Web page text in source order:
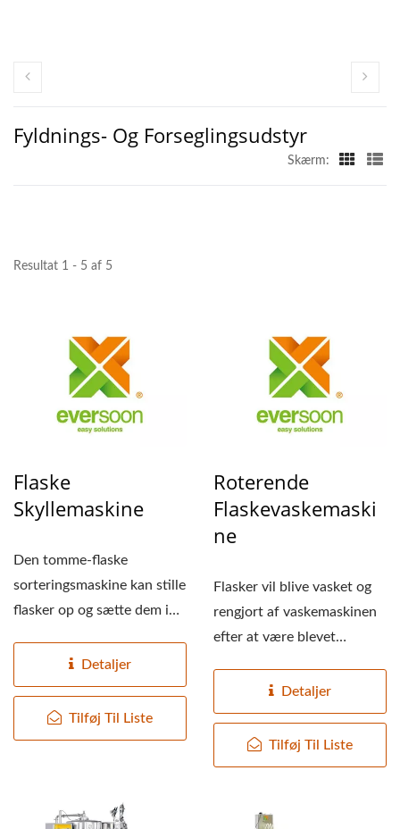
Fyldnings- Og Forseglingsudstyr
Skærm:
Resultat 1 - 5 af 5
Flaske
Skyllemaskine
Den tomme-flaske
sorteringsmaskine kan stille
flasker op og sætte dem i
transportbåndet...
Detaljer
Tilføj Til Liste
Roterende
Flaskevaskemaski
Ne
Flasker vil blive vasket og
rengjort af vaskemaskinen
efter at være blevet
afslutningsmaskinen....
Detaljer
Tilføj Til Liste